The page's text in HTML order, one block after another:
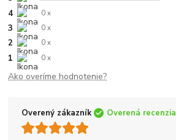
4 0 x
3 0 x
2 0 x
1 0 x
Ako overíme hodnotenie?
Overený zákazník Overená recenzia